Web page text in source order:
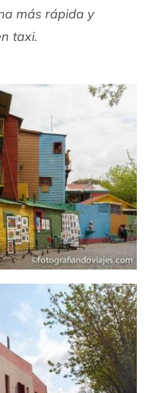
más rápida y
taxi.